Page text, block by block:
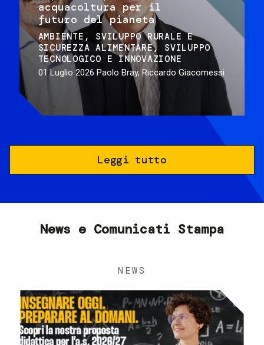
acquacoltura per il
futuro del pianeta
AMBIENTE
SVILUPPO RURALE E
SICUREZZA ALIMENTARE
SVILUPPO
TECNOLOGICO E INNOVAZIONE
01 Luglio 2026 Paolo Bray, Riccardo Giacomessi
Leggi tutto
News e Comunicati Stampa
NEWS